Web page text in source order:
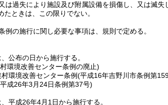
は過失により施設及び附属設備を損傷し、又は滅
たときは、この限りでない。
例の施行に関し必要な事項は、規則で定める。
公布の日から施行する。
環境改善センター条例の廃止)
環境改善センター条例(平成16年吉野川市条例第
成26年3月24日条例第37号)
平成26年4月1日から施行する。